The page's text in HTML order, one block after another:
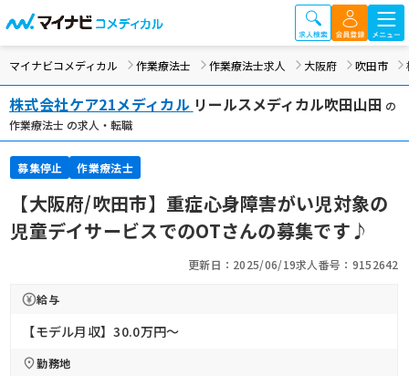
マイナビコメディカル 作業療法士 作業療法士求人 大阪府 吹田市
株式会社ケア21メディカル リールスメディカル吹田山田 の
作業療法士 の求人・転職
募集停止 作業療法士
【大阪府/吹田市】重症心身障害がい児対象の
児童デイサービスでのOTさんの募集です♪
更新日：2025/06/19求人番号：9152642
給与
【モデル月収】30.0万円〜
勤務地